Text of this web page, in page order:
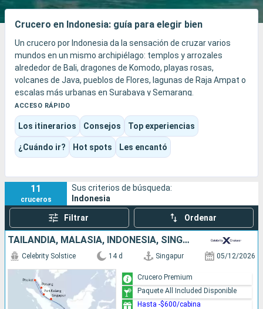
Puertos Compañías
Buscar
Crucero en Indonesia: guía para elegir bien
Un crucero por Indonesia da la sensación de cruzar varios
mundos en un mismo archipiélago: templos y arrozales
alrededor de Bali, dragones de Komodo, playas rosas,
volcanes de Java, pueblos de Flores, lagunas de Raja Ampat o
escalas más urbanas en Surabaya y Semarang.
El viaje se disfruta tanto en el mar como a través de los
contrastes culturales, entre arrecifes, tradiciones locales,
cocina picante, paisajes volcánicos y grandes lugares
espirituales.
Según el itinerario, la experiencia puede ser de sol y playa,
expediciones por los archipiélagos más aislados.
ACCESO RÁPIDO
Los itinerarios Consejos Top experiencias
¿Cuándo ir? Hot spots Les encantó
11
cruceros
Sus criterios de búsqueda:
Indonesia
Filtrar Ordenar
TAILANDIA, MALASIA, INDONESIA, SINGAPUR
Celebrity Solstice 14 d Singapur 05/12/2026
Crucero Premium
Paquete All Included Disponible
Hasta -$600/cabina